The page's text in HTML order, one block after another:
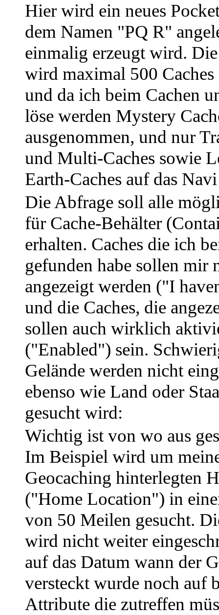
Hier wird ein neues
dem Namen "PQ R"
einmalig erzeugt wird.
wird maximal 500 Caches
und da ich beim Cachen
löse werden Mystery
ausgenommen, und nur
und Multi-Caches sowie
Earth-Caches auf das
Die Abfrage soll alle
für Cache-Behälter
erhalten. Caches die ich
gefunden habe sollen mir
angezeigt werden ("I
und die Caches, die
sollen auch wirklich
("Enabled") sein.
Gelände werden nicht
ebenso wie Land oder
gesucht wird:
Wichtig ist von wo aus
Im Beispiel wird um
Geocaching hinterlegten
("Home Location") in
von 50 Meilen gesucht.
wird nicht weiter
auf das Datum wann der
versteckt wurde noch auf
Attribute die zutreffen